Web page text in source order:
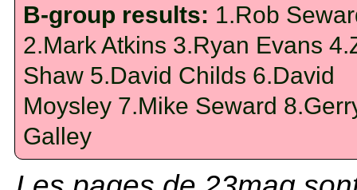
B-group results: 1.Rob
2.Mark Atkins 3.Ryan Evans
Shaw 5.David Childs 6.David
Moysley 7.Mike Seward
Galley